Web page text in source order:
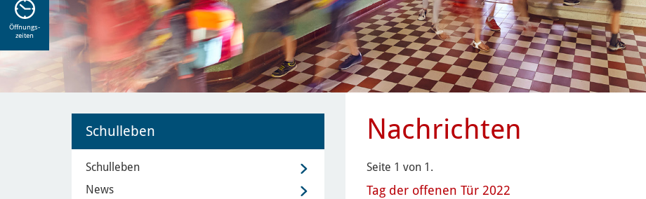
Nachrichten
Seite 1 von 1.
Tag der offenen Tür 2022
Schulleben
Schulleben
News
Öffnungs-
zeiten